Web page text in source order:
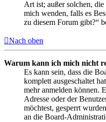
Art ist; außer solchen,
mich wenden, falls es
zu diesem Forum gibt?“
Nach oben
Warum kann ich mich nicht
Es kann sein, dass die
komplett ausgeschaltet
mehr anmelden können.
Adresse oder der
möchtest, gesperrt
an die Board-